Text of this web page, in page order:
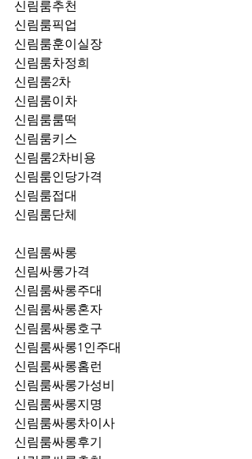
신림룸추천
신림룸훈이실장
신림룸차정희
신림룸2차
신림룸이차
신림룸룸떡
신림룸키스
신림룸2차비용
신림룸인당가격
신림룸접대
신림룸단체
신림룸싸롱
신림싸롱가격
신림룸싸롱주대
신림룸싸롱혼자
신림룸싸롱호구
신림룸싸롱1인주대
신림룸싸롱홈런
신림룸싸롱가성비
신림룸싸롱지명
신림룸싸롱차이사
신림룸싸롱후기